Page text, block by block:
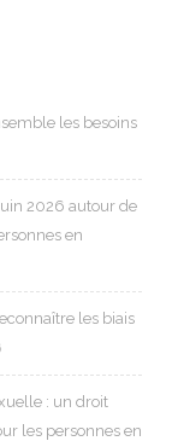
les besoins
2026 autour de
en
les biais
: un droit
les personnes en